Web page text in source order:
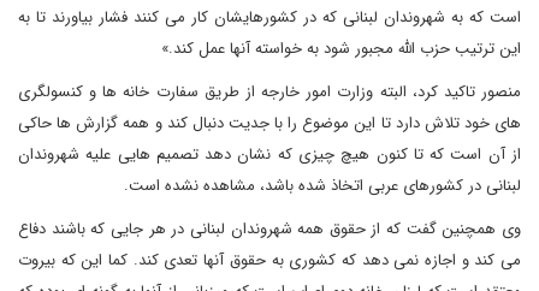
است که به شهروندان لبنانی که در کشورهایشان کار می کنند فشار بیاورند تا به
این ترتیب حزب الله مجبور شود به خواسته آنها عمل کند.»
منصور تاکید کرد، البته وزارت امور خارجه از طریق سفارت خانه ها و کنسولگری
های خود تلاش دارد تا این موضوع را با جدیت دنبال کند و همه گزارش ها حاکی
از آن است که تا کنون هیچ چیزی که نشان دهد تصمیم هایی علیه شهروندان
لبنانی در کشورهای عربی اتخاذ شده باشد، مشاهده نشده است.
وی همچنین گفت که از حقوق همه شهروندان لبنانی در هر جایی که باشند دفاع
می کند و اجازه نمی دهد که کشوری به حقوق آنها تعدی کند. کما این که بیروت